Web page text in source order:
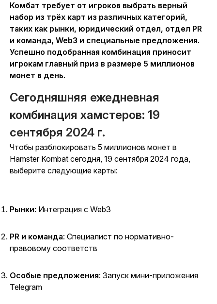
Комбат требует от игроков выбрать верный
набор из трёх карт из различных категорий,
таких как рынки, юридический отдел, отдел PR
и команда, Web3 и специальные предложения.
Успешно подобранная комбинация приносит
игрокам главный приз в размере 5 миллионов
монет в день.
Сегодняшняя ежедневная
комбинация хамстеров: 19
сентября 2024 г.
Чтобы разблокировать 5 миллионов монет в
Hamster Kombat сегодня, 19 сентября 2024 года,
выберите следующие карты:
Рынки: Интеграция с Web3
PR и команда: Специалист по нормативно-
правовому соответств
Особые предложения: Запуск мини-приложения
Telegram